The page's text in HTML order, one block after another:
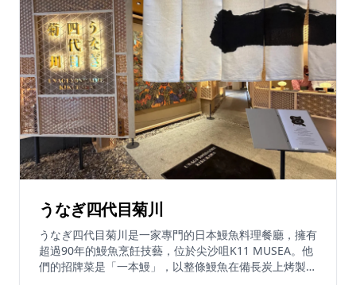
赤身，平衡濃郁與深層鮮味）、花膠天婦羅及石板烤喜知
次刺身。午市每位HK$680至$880，晚市每位
HK$1,680。自攜酒費HK$400。餐廳提供素食選擇，每
日午市12時至下午3時、晚市6時至晚上11時營業。
うなぎ四代目菊川
うなぎ四代目菊川是一家專門的日本鰻魚料理餐廳，擁有
超過90年的鰻魚烹飪技藝，位於尖沙咀K11 MUSEA。他
們的招牌菜是「一本鰻」，以整條鰻魚在備長炭上烤製而